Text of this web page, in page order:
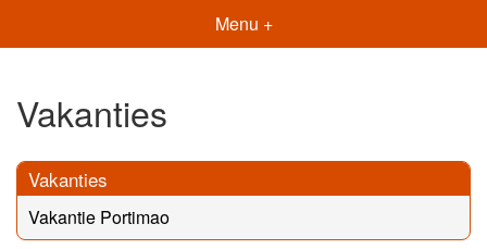
Menu +
Vakanties
Vakanties
Vakantie Portimao